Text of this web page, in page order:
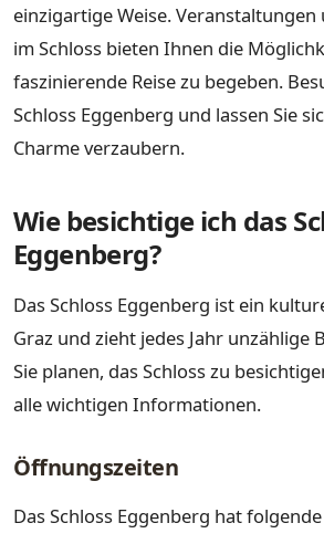
einzigartige Weise.
im Schloss bieten Ihnen die
faszinierende Reise zu begeben.
Schloss Eggenberg und lassen Sie
Charme verzaubern.
Wie besichtige ich das
Eggenberg?
Das Schloss Eggenberg ist ein
Graz und zieht jedes Jahr unzählige
Sie planen, das Schloss zu
alle wichtigen Informationen.
Öffnungszeiten
Das Schloss Eggenberg hat